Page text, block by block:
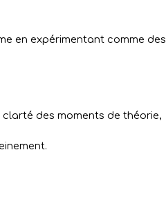
en expérimentant comme des
clarté des moments de théorie,